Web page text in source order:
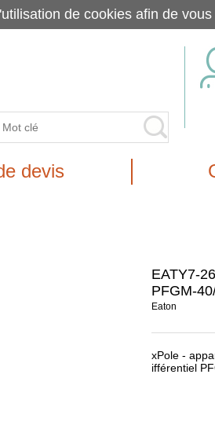
devis
EATY7-
PFGM-
Eaton
xPole -
ifférentiel
de cookies afin de